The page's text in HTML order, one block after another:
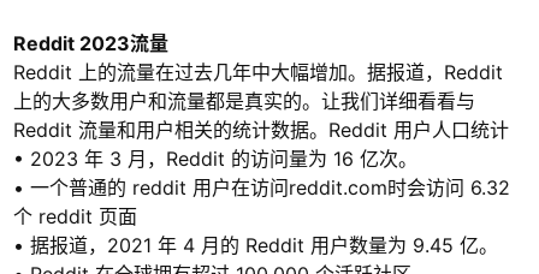
Reddit 2023流量
Reddit 上的流量在过去几年中大幅增加。据报道，Reddit
上的大多数用户和流量都是真实的。让我们详细看看与
Reddit 流量和用户相关的统计数据。Reddit 用户人口统计
• 2023 年 3 月，Reddit 的访问量为 16 亿次。
• 一个普通的 reddit 用户在访问reddit.com时会访问 6.32
个 reddit 页面
• 据报道，2021 年 4 月的 Reddit 用户数量为 9.45 亿。